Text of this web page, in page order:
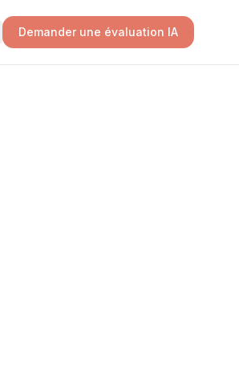
Demander une évaluation IA